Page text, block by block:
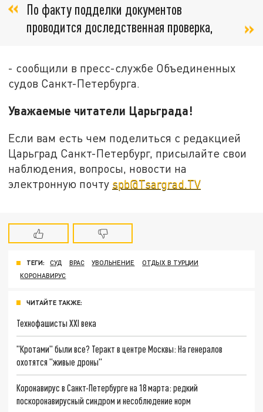
По факту подделки документов
проводится доследственная проверка,
- сообщили в пресс-службе Объединенных
судов Санкт-Петербурга.
Уважаемые читатели Царьграда!
Если вам есть чем поделиться с редакцией
Царьград Санкт-Петербург, присылайте свои
наблюдения, вопросы, новости на
электронную почту spb@Tsargrad.TV
ТЕГИ: СУД ВРАС УВОЛЬНЕНИЕ
ОТДЫХ В ТУРЦИИ
КОРОНАВИРУС
ЧИТАЙТЕ ТАКЖЕ:
Технофашисты XXI века
"Кротами" были все? Теракт в центре Москвы: На генералов
охотятся "живые дроны"
Коронавирус в Санкт-Петербурге на 18 марта: редкий
поскоронавирусный синдром и несоблюдение норм